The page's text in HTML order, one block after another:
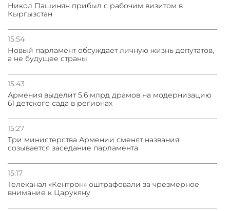
Никол Пашинян прибыл с рабочим визитом в
Кыргызстан
15:54
Новый парламент обсуждает личную жизнь депутатов,
а не будущее страны
15:43
Армения выделит 5.6 млрд драмов на модернизацию
61 детского сада в регионах
15:27
Три министерства Армении сменят названия:
созывается заседание парламента
15:17
Телеканал «Кентрон» оштрафовали за чрезмерное
внимание к Царукяну